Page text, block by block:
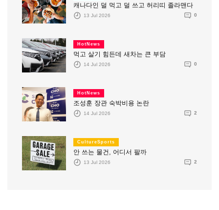
캐나다인 덜 먹고 덜 쓰고 허리띠 졸라맨다
13 Jul 2026 0
HotNews
먹고 살기 힘든데 새차는 큰 부담
14 Jul 2026 0
HotNews
조성훈 장관 숙박비용 논란
14 Jul 2026 2
CultureSports
안 쓰는 물건, 어디서 팔까
13 Jul 2026 2